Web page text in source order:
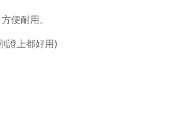
便耐用。
證上都好用)